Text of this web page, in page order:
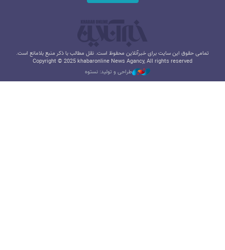
تمامی حقوق این سایت برای خبرآنلاین محفوظ است. نقل مطالب با ذکر منبع بلامانع است.
Copyright © 2025 khabaronline News Agancy, All rights reserved
طراحی و تولید: نستوه